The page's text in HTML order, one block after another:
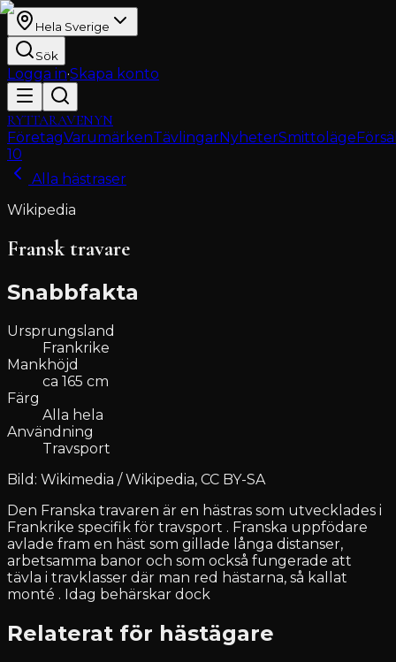
Hela Sverige
Sök
Logga in·Skapa konto
RYTTARAVENYN
FöretagVarumärkenTävlingarNyheterSmittoläge
10
Alla hästraser
Wikipedia
Fransk travare
Snabbfakta
Ursprungsland
Frankrike
Mankhöjd
ca 165 cm
Färg
Alla hela
Användning
Travsport
Bild: Wikimedia / Wikipedia, CC BY-SA
Den Franska travaren är en hästras som utvecklades i
Frankrike specifik för travsport . Franska uppfödare
avlade fram en häst som gillade långa distanser,
arbetsamma banor och som också fungerade att
tävla i travklasser där man red hästarna, så kallat
monté . Idag behärskar dock
Relaterat för hästägare